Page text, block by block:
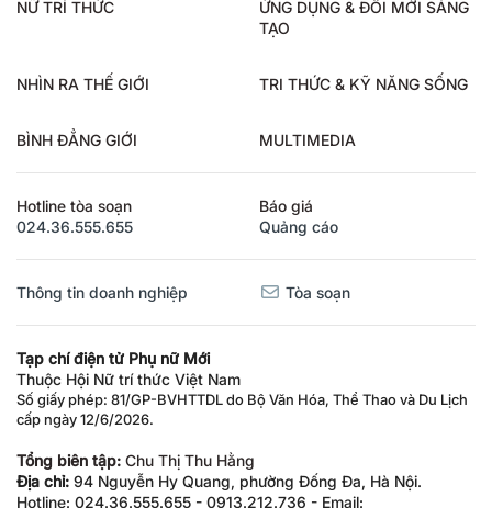
NỮ TRÍ THỨC
ỨNG DỤNG & ĐỔI MỚI SÁNG
TẠO
NHÌN RA THẾ GIỚI TRI THỨC & KỸ NĂNG SỐNG
BÌNH ĐẲNG GIỚI MULTIMEDIA
Hotline tòa soạn
024.36.555.655
Báo giá
Quảng cáo
Thông tin doanh nghiệp Tòa soạn
Tạp chí điện tử Phụ nữ Mới
Thuộc Hội Nữ trí thức Việt Nam
Số giấy phép: 81/GP-BVHTTDL do Bộ Văn Hóa, Thể Thao và Du Lịch
cấp ngày 12/6/2026.
Tổng biên tập: Chu Thị Thu Hằng
Địa chỉ: 94 Nguyễn Hy Quang, phường Đống Đa, Hà Nội.
Hotline: 024.36.555.655 - 0913.212.736 - Email: